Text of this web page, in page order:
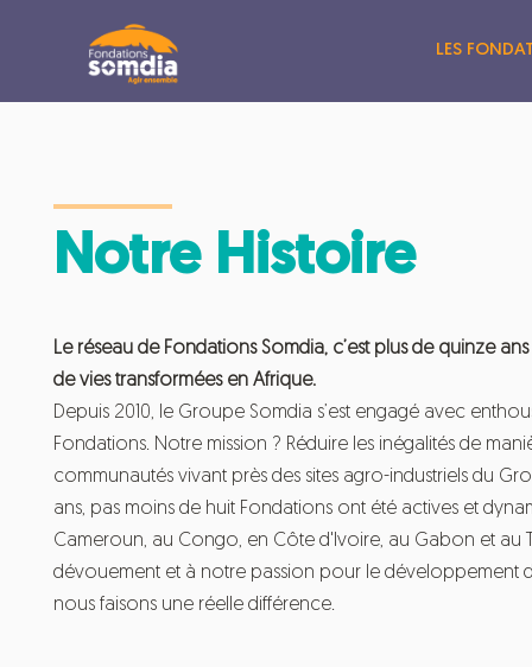
LES
Notre Histoire
Le réseau de Fondations Somdia, c’est plus de quinze
de vies transformées en Afrique.
Depuis 2010, le Groupe Somdia s’est engagé avec
Fondations. Notre mission ? Réduire les inégalités de
communautés vivant près des sites agro-industriels du
ans, pas moins de huit Fondations ont été actives et
Cameroun, au Congo, en Côte d'Ivoire, au Gabon et au
dévouement et à notre passion pour le développement
nous faisons une réelle différence.